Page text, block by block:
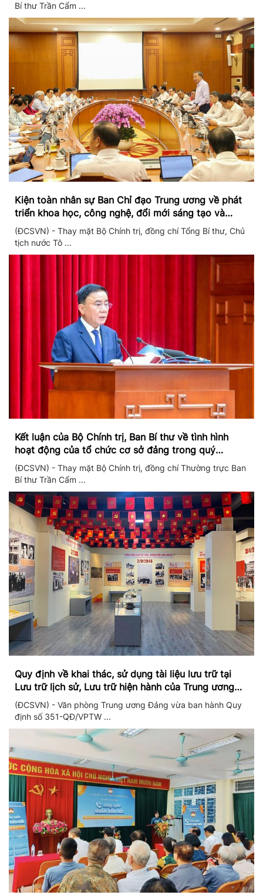
Bí thư Trần Cẩm ...
Kiện toàn nhân sự Ban Chỉ đạo Trung ương về phát
triển khoa học, công nghệ, đổi mới sáng tạo và
chuyển đổi số
(ĐCSVN) - Thay mặt Bộ Chính trị, đồng chí Tổng Bí thư, Chủ
tịch nước Tô ...
Kết luận của Bộ Chính trị, Ban Bí thư về tình hình
hoạt động của tổ chức cơ sở đảng trong quý
II/2026
(ĐCSVN) - Thay mặt Bộ Chính trị, đồng chí Thường trực Ban
Bí thư Trần Cẩm ...
Quy định về khai thác, sử dụng tài liệu lưu trữ tại
Lưu trữ lịch sử, Lưu trữ hiện hành của Trung ương
Đảng và Văn phòng Trung ương Đảng
(ĐCSVN) - Văn phòng Trung ương Đảng vừa ban hành Quy
định số 351-QĐ/VPTW ...